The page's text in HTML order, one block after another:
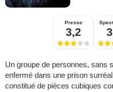
Presse
3,2
Un groupe de personnes, sans
enfermé dans une prison
constitué de pièces cubiques